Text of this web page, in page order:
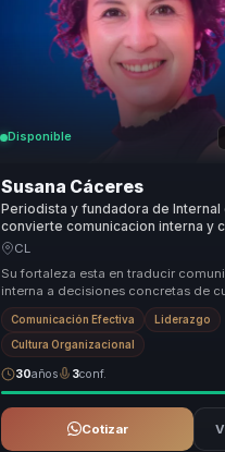
Disponible
Susana Cáceres
Periodista y fundadora de Internal
convierte comunicacion interna y
organizacional en cohesion para
CL
Su fortaleza esta en traducir
interna a decisiones concretas de
liderazgo. No la trata como soporte
sin...
Comunicación Efectiva Liderazgo
Cultura Organizacional
30años 3conf.
Cotizar